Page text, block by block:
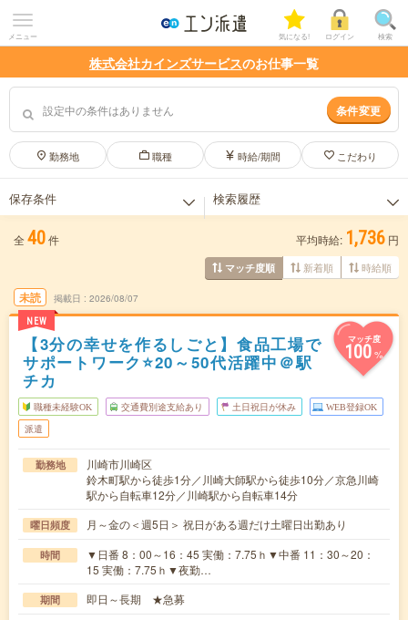
メニュー 気になる! ログイン 検索
株式会社カインズサービスのお仕事一覧
設定中の条件はありません 条件変更
勤務地 職種 時給/期間 こだわり
保存条件
保存した条件はありません。
検索履歴
検索履歴はありません。
全 40件 平均時給: 1,736 円
マッチ度順 新着順 時給順
未読
NEW
掲載日 2026/08/07
マッチ度
100%
【3分の幸せを作るしごと】食品工場で
サポートワーク⭐20～50代活躍中＠駅
チカ
職種未経験OK 交通費別途支給あり 土日祝日が休み WEB登録OK
派遣
勤務地
川崎市川崎区
鈴木町駅から徒歩1分／川崎大師駅から徒歩10分／京急川崎
駅から自転車12分／川崎駅から自転車14分
曜日頻度 月～金の＜週5日＞ 祝日がある週だけ土曜日出勤あり
時間
▼日番 8：00～16：45 実働：7.75ｈ▼中番 11：30～20：
15 実働：7.75ｈ▼夜勤…
期間 即日～長期 ★急募